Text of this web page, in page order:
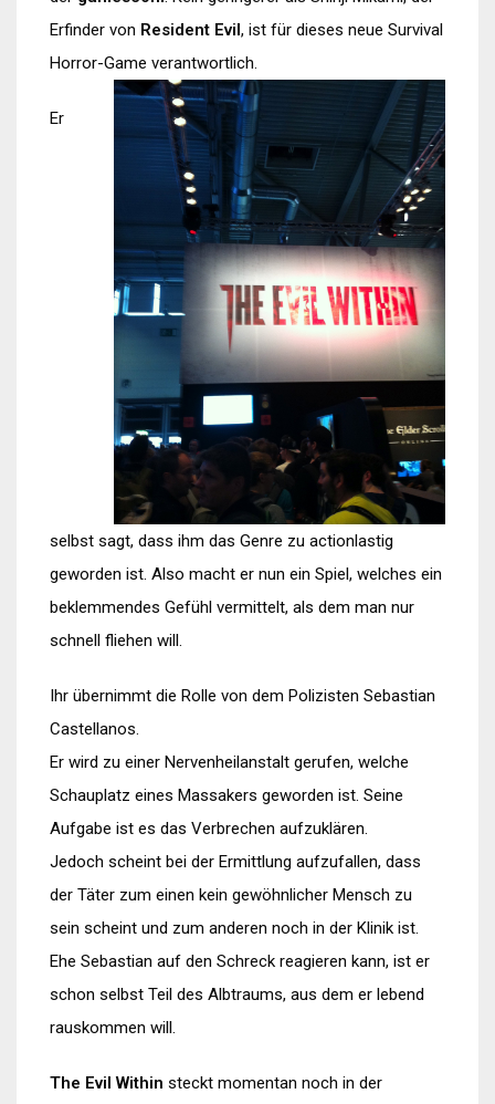
Erfinder von Resident Evil, ist für dieses neue Survival
Horror-Game verantwortlich.
Er
selbst sagt, dass ihm das Genre zu actionlastig
geworden ist. Also macht er nun ein Spiel, welches ein
beklemmendes Gefühl vermittelt, als dem man nur
schnell fliehen will.
Ihr übernimmt die Rolle von dem Polizisten Sebastian
Castellanos.
Er wird zu einer Nervenheilanstalt gerufen, welche
Schauplatz eines Massakers geworden ist. Seine
Aufgabe ist es das Verbrechen aufzuklären.
Jedoch scheint bei der Ermittlung aufzufallen, dass
der Täter zum einen kein gewöhnlicher Mensch zu
sein scheint und zum anderen noch in der Klinik ist.
Ehe Sebastian auf den Schreck reagieren kann, ist er
schon selbst Teil des Albtraums, aus dem er lebend
rauskommen will.
The Evil Within steckt momentan noch in der